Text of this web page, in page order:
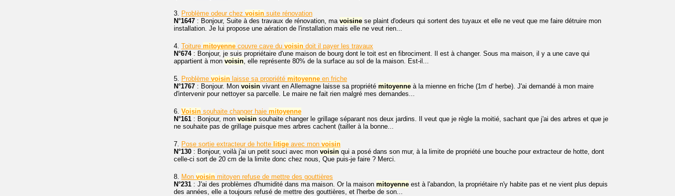
3. Problème odeur chez voisin suite rénovation
N°1647 : Bonjour, Suite à des travaux de rénovation, ma voisine se plaint d'odeurs qui sortent des tuyaux et elle ne veut que me faire détruire mon
installation. Je lui propose une aération de l'installation mais elle ne veut rien...
4. Toiture mitoyenne couvre cave du voisin doit il payer les travaux
N°674: Bonjour, je suis propriétaire d'une maison de bourg dont le toit est en fibrociment. Il est à changer. Sous ma maison, il y a une cave qui
appartient à mon voisin, elle représente 80% de la surface au sol de la maison. Est-il...
5. Problème voisin laisse sa propriété mitoyenne en friche
N°1767 : Bonjour. Mon voisin vivant en Allemagne laisse sa propriété mitoyenne à la mienne en friche (1m d' herbe). J'ai demandé à mon maire
d'intervenir pour nettoyer sa parcelle. Le maire ne fait rien malgré mes demandes...
6. Voisin souhaite changer haie mitoyenne
N°161 : Bonjour, mon voisin souhaite changer le grillage séparant nos deux jardins. Il veut que je règle la moitié, sachant que j'ai des arbres et que je
ne souhaite pas de grillage puisque mes arbres cachent (tailler à la bonne...
7. Pose sortie extracteur de hotte litige avec mon voisin
N°130 : Bonjour, voilà j'ai un petit souci avec mon voisin qui a posé dans son mur, à la limite de propriété une bouche pour extracteur de hotte, dont
celle-ci sort de 20 cm de la limite donc chez nous, Que puis-je faire ? Merci.
8. Mon voisin mitoyen refuse de mettre des gouttières
N°231 : J'ai des problèmes d'humidité dans ma maison. Or la maison mitoyenne est à l'abandon, la propriétaire n'y habite pas et ne vient plus depuis
des années, elle a toujours refusé de mettre des gouttières, et l'herbe de son...